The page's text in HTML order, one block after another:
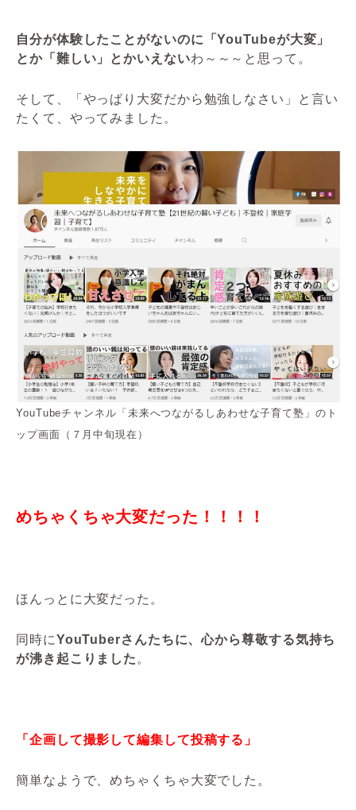
自分が体験したことがないのに「YouTubeが大変」
とか「難しい」とかいえないわ～～～と思って。
そして、「やっぱり大変だから勉強しなさい」と言い
たくて、やってみました 。
YouTubeチャンネル「未来へつながるしあわせな子育て塾」のト
ップ画面（７月中旬現在）
めちゃくちゃ大変だった！！！！
ほんっとに大変だった。
同時にYouTuberさんたちに、心から尊敬する気持ち
が沸き起こりました。
「企画して撮影して編集して投稿する」
簡単なようで、めちゃくちゃ大変でした。